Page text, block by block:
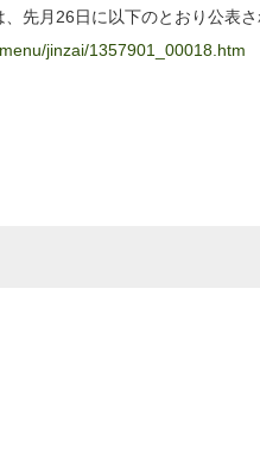
先月26日に以下のとおり公表
jinzai/1357901_00018.htm